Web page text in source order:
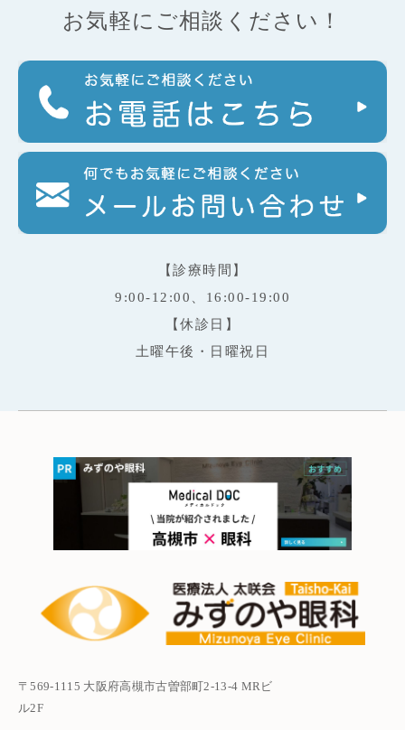
お気軽にご相談ください！
【診療時間】
9:00-12:00、16:00-19:00
【休診日】
土曜午後・日曜祝日
〒569-1115 大阪府高槻市古曽部町2-13-4 MRビ
ル2F